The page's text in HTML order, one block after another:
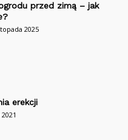
przed zimą – jak
2025
erekcji